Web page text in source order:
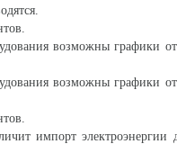
возможны графики
возможны графики
импорт электроэнергии